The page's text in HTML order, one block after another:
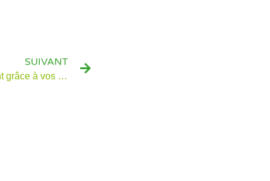
SUIVANT
Il est temps d’innover réellement grâce à vos fournisseurs